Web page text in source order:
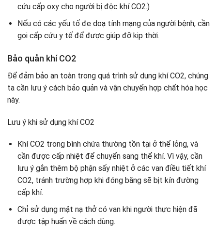
cứu cấp oxy cho người bị độc khí CO2.)
Nếu có các yếu tố đe doạ tính mạng của người bệnh, cần
gọi cấp cứu y tế để được giúp đỡ kịp thời.
Bảo quản khí CO2
Để đảm bảo an toàn trong quá trình sử dụng khí CO2, chúng
ta cần lưu ý cách bảo quản và vận chuyển hợp chất hóa học
này.
Lưu ý khi sử dụng khí CO2
Khí CO2 trong bình chứa thường tồn tại ở thể lỏng, và
cần được cấp nhiệt để chuyển sang thể khí. Vì vậy, cần
lưu ý gắn thêm bộ phận sấy nhiệt ở các van điều tiết khí
CO2, tránh trường hợp khi đóng băng sẽ bịt kín đường
cấp khí.
Chỉ sử dụng mặt nạ thở có van khi người thực hiện đã
được tập huấn về cách dùng.